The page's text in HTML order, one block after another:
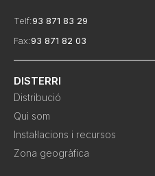
Telf:93 871 83 29
Fax:93 871 82 03
DISTERRI
Distribució
Qui som
Instal·lacions i recursos
Zona geogràfica